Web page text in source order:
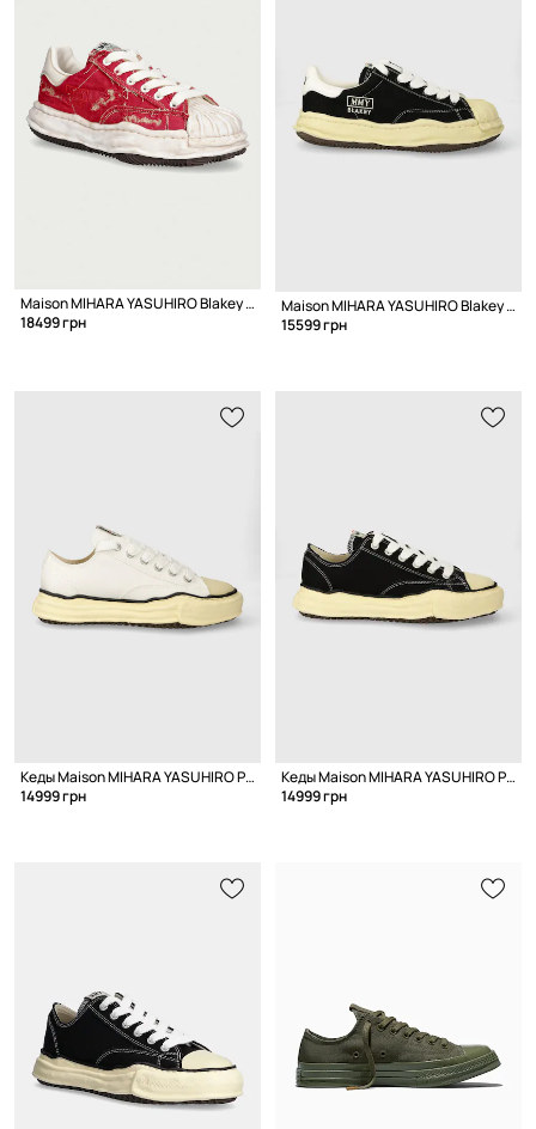
Maison MIHARA YASUHIRO Blakey кеды низкие
18499 грн
Maison MIHARA YASUHIRO Blakey Low кеды на платформе для мужчин
15599 грн
Кеды Maison MIHARA YASUHIRO Peterson Low
14999 грн
Кеды Maison MIHARA YASUHIRO Peterson Low
14999 грн